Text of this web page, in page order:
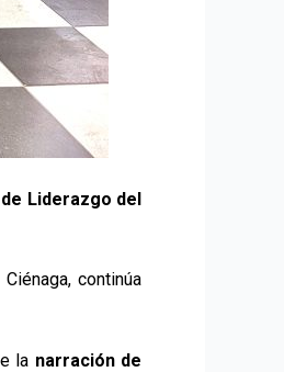
Liderazgo del
continúa
la narración de